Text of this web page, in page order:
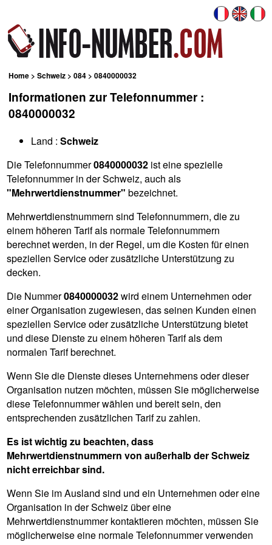
Home >Schweiz >084 > 0840000032
Informationen zur Telefonnummer :
0840000032
Land :Schweiz
Die Telefonnummer0840000032 ist eine spezielle
Telefonnummer in der Schweiz, auch als
"Mehrwertdienstnummer" bezeichnet.
Mehrwertdienstnummern sind Telefonnummern, die zu
einem höheren Tarif als normale Telefonnummern
berechnet werden, in der Regel, um die Kosten für einen
speziellen Service oder zusätzliche Unterstützung zu
decken.
Die Nummer0840000032wird einem Unternehmen oder
einer Organisation zugewiesen, das seinen Kunden einen
speziellen Service oder zusätzliche Unterstützung bietet
und diese Dienste zu einem höheren Tarif als dem
normalen Tarif berechnet.
Wenn Sie die Dienste dieses Unternehmens oder dieser
Organisation nutzen möchten, müssen Sie möglicherweise
diese Telefonnummer wählen und bereit sein, den
entsprechenden zusätzlichen Tarif zu zahlen.
Es ist wichtig zu beachten, dass
Mehrwertdienstnummern von außerhalb der Schweiz
nicht erreichbar sind.
Wenn Sie im Ausland sind und ein Unternehmen oder eine
Organisation in der Schweiz über eine
Mehrwertdienstnummer kontaktieren möchten, müssen Sie
möglicherweise eine normale Telefonnummer verwenden